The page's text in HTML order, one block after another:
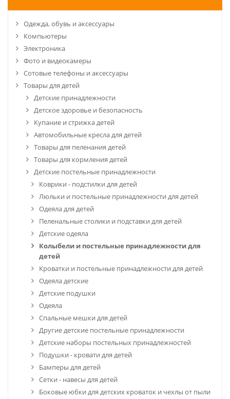
Одежда, обувь и аксессуары
Компьютеры
Электроника
Фото и видеокамеры
Сотовые телефоны и аксессуары
Товары для детей
Детские принадлежности
Детское здоровье и безопасность
Купание и стрижка детей
Автомобильные кресла для детей
Товары для пеленания детей
Товары для кормления детей
Детские постельные принадлежности
Коврики - подстилки для детей
Люльки и постельные принадлежности для детей
Одеяла для детей
Пеленальные столики и подставки для детей
Детские одеяла
Колыбели и постельные принадлежности для
детей
Кроватки и постельные принадлежности для детей
Одеяла детские
Детские подушки
Одеяла
Спальные мешки для детей
Другие детские постельные принадлежности
Детские наборы постельных принадлежностей
Подушки - кровати для детей
Бамперы для детей
Сетки - навесы для детей
Боковые юбки для детских кроваток и чехлы от пыли